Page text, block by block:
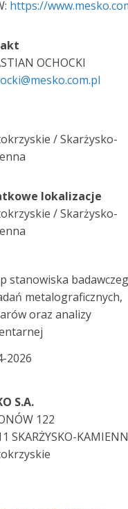
https://
OCHOCKI
/ Skarżysko-
lokalizacje
/ Skarżysko-
stanowiska
metalograficznych,
oraz analizy
2026
S.A.
122
SKARŻYSKO-